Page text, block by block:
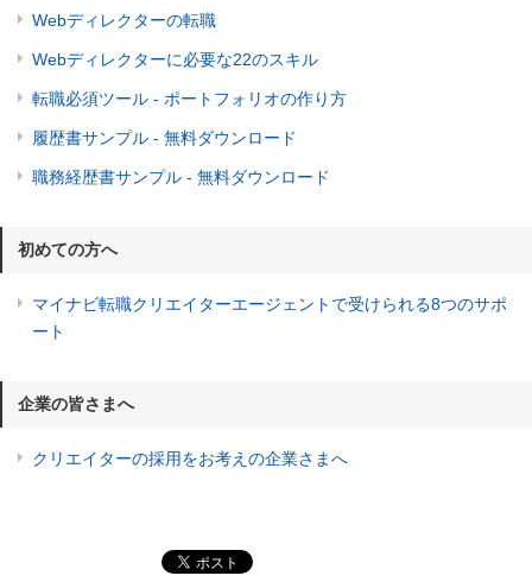
Webディレクターの転職
Webディレクターに必要な22のスキル
転職必須ツール - ポートフォリオの作り方
履歴書サンプル - 無料ダウンロード
職務経歴書サンプル - 無料ダウンロード
初めての方へ
マイナビ転職クリエイターエージェントで受けられる8つのサポ
ート
企業の皆さまへ
クリエイターの採用をお考えの企業さまへ